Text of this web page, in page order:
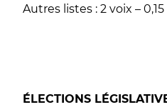
Autres listes : 2 voix – 0,15
ÉLECTIONS